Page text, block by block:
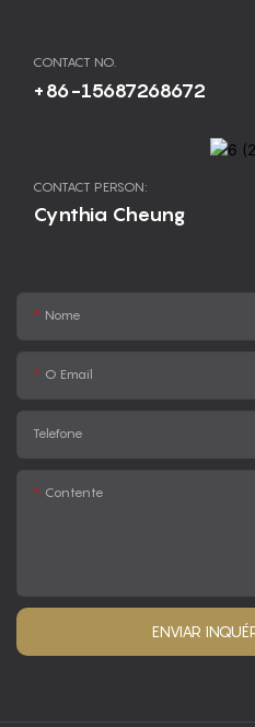
CONTACT NO.
+86-15687268672
CONTACT PERSON:
Cynthia Cheung
Nome
O Email
Telefone
Contente
ENVIAR